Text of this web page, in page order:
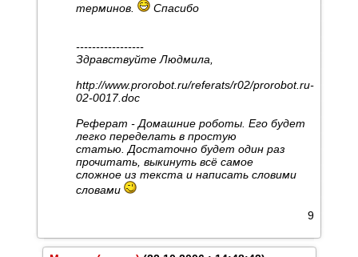
терминов.
Спасибо
-----------------
Здравствуйте Людмила,
http://www.prorobot.ru/referats/r02/prorobot.ru-
02-0017.doc
Реферат - Домашние роботы. Его будет
легко переделать в простую
статью. Достаточно будет один раз
прочитать, выкинуть всё самое
сложное из текста и написать словими
словами
9